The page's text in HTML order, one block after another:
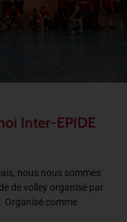
Inter-EPIDE
nous nous sommes
de volley organisé par
Organisé comme